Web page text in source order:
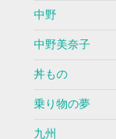
中野
中野美奈子
丼もの
乗り物の夢
九州